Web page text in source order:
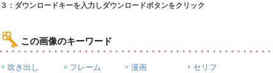
３：ダウンロードキーを入力しダウンロードボタンをクリック
この画像のキーワード
吹き出し フレーム 漫画
セリフ